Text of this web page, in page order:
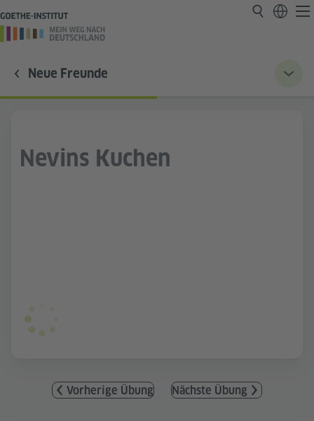
Neue Freunde
Nevins Kuchen
Vorherige Übung Nächste Übung